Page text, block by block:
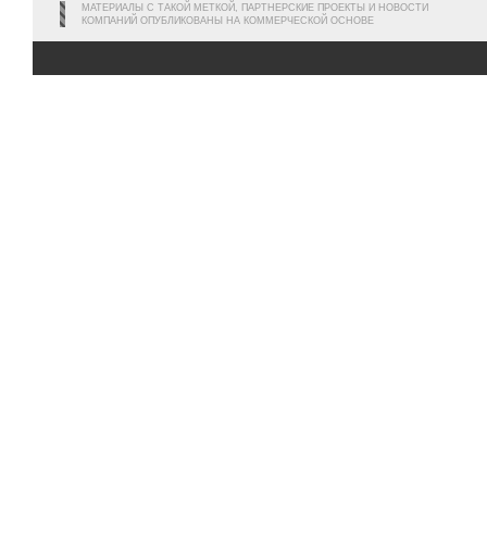
МАТЕРИАЛЫ С ТАКОЙ МЕТКОЙ, ПАРТНЕРСКИЕ ПРОЕКТЫ И НОВОСТИ
КОМПАНИЙ ОПУБЛИКОВАНЫ НА КОММЕРЧЕСКОЙ ОСНОВЕ